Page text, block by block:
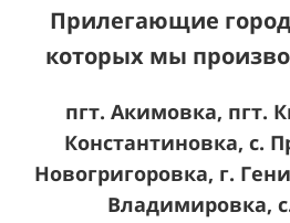
Прилегающие
которых мы
пгт. Акимовка, пгт.
Константиновка, с.
Новогригоровка, г.
Владимировка,